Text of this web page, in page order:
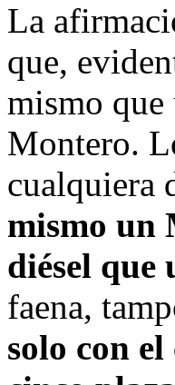
La
que,
mismo
Montero.
cualquiera
mismo un
diésel que
faena,
solo con